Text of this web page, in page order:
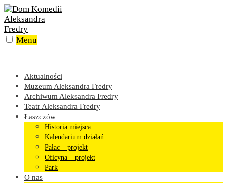
Skip
to
content
Menu
Aktualności
Muzeum Aleksandra Fredry
Archiwum Aleksandra Fredry
Teatr Aleksandra Fredry
Łaszczów
Historia miejsca
Kalendarium działań
Pałac – projekt
Oficyna – projekt
Park
O nas